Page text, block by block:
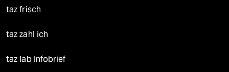
taz frisch
taz zahl ich
taz lab Infobrief